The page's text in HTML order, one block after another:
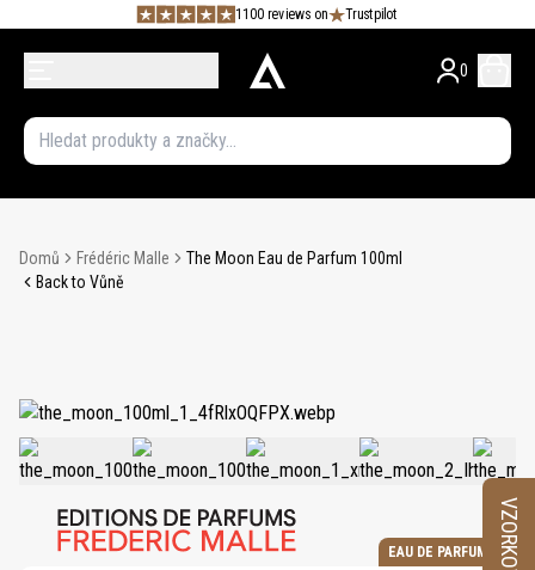
1100 reviews on Trustpilot
0
Domů Frédéric Malle
The Moon Eau de Parfum 100ml
Back to Vůně
EAU DE PARFUM